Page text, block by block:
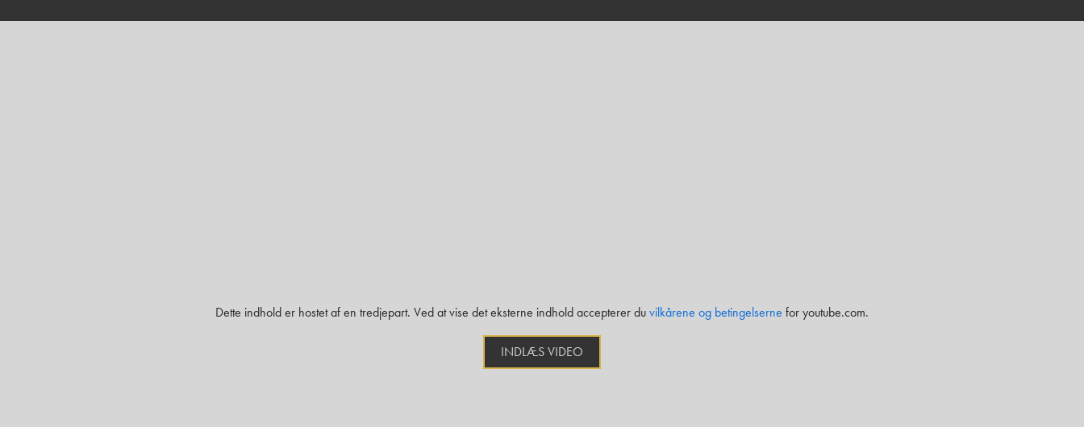
Dette indhold er hostet af en tredjepart. Ved at vise det eksterne indhold accepterer duvilkårene og betingelserne for youtube.com.
INDLÆS VIDEO